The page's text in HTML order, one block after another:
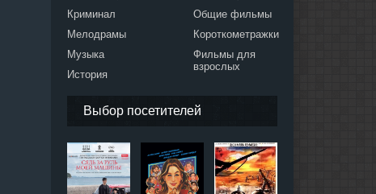
Криминал
Мелодрамы
Музыка
История
Общие фильмы
Короткометражки
Фильмы для
взрослых
Выбор посетителей